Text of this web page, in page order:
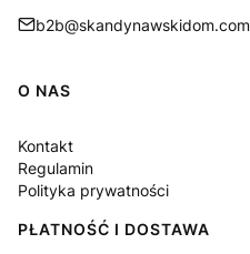
b2b@skandynawskidom.com
Linki w stopce
O NAS
Kontakt
Regulamin
Polityka prywatności
PŁATNOŚĆ I DOSTAWA